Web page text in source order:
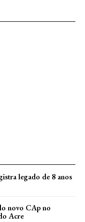
legado de 8 anos
novo CAp no
Acre